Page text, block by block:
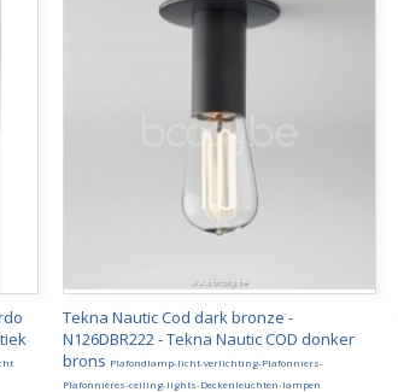
Tekna Nautic Cod dark bronze -
N126DBR222 - Tekna Nautic COD donker
brons Plafondlamp-licht-verlichting-Plafonniers-
Plafonnières-ceiling-lights-Deckenleuchten-lampen